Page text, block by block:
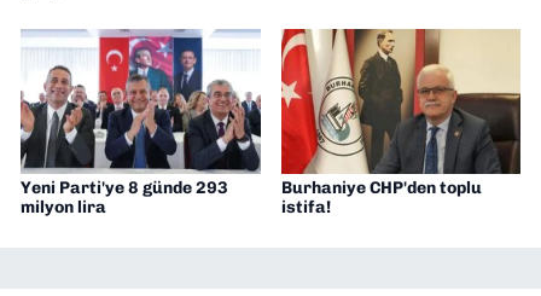
Yeni Parti'ye 8 günde 293
milyon lira
Burhaniye CHP'den toplu
istifa!